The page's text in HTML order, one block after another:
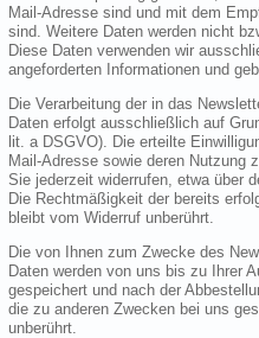
Mail-Adresse sind und mit dem
sind. Weitere Daten werden nicht
Diese Daten verwenden wir
angeforderten Informationen und
Die Verarbeitung der in das
Daten erfolgt ausschließlich auf
lit. a DSGVO). Die erteilte
Mail-Adresse sowie deren Nutzung
Sie jederzeit widerrufen, etwa über
Die Rechtmäßigkeit der bereits
bleibt vom Widerruf unberührt.
Die von Ihnen zum Zwecke des
Daten werden von uns bis zu Ihrer
gespeichert und nach der
die zu anderen Zwecken bei uns
unberührt.